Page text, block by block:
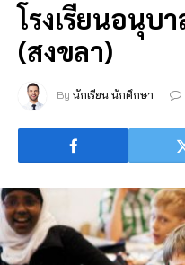
โรงเรียนอนุบ
(สงขลา)
By นักเรียน นักศึกษา